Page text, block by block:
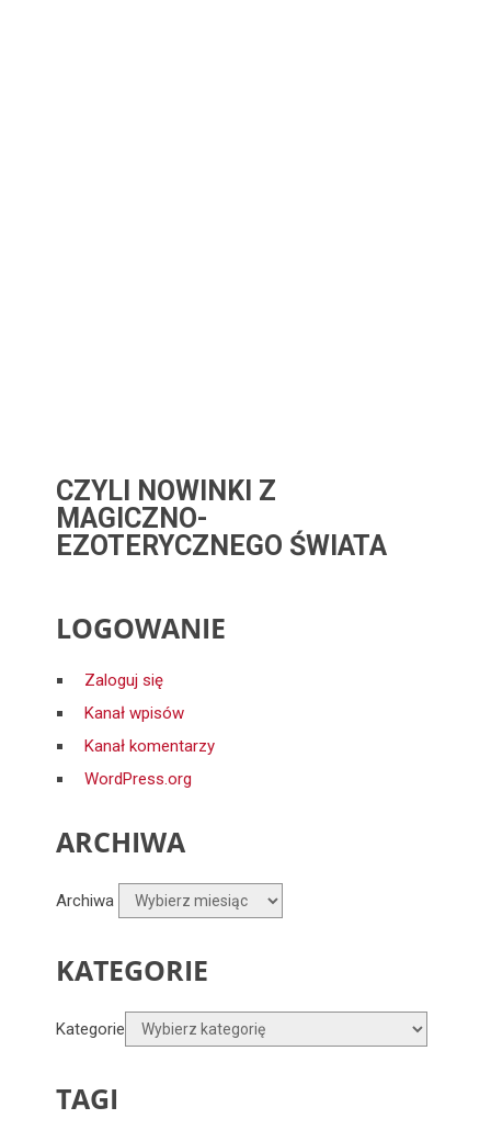
CZYLI NOWINKI Z
MAGICZNO-
EZOTERYCZNEGO ŚWIATA
LOGOWANIE
Zaloguj się
Kanał wpisów
Kanał komentarzy
WordPress.org
ARCHIWA
Archiwa
KATEGORIE
Kategorie
TAGI